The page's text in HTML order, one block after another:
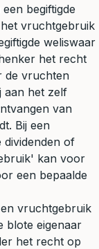
begiftigde
vruchtgebruik
weliswaar
het recht
de vruchten
aan het zelf
van
Bij een
dividenden of
kan voor
een bepaalde
vruchtgebruik
blote eigenaar
het recht op